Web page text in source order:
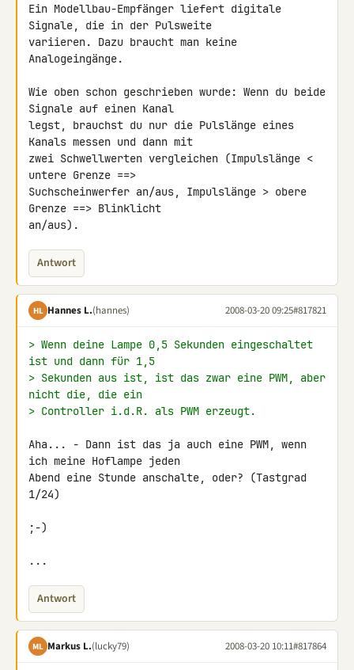
Ein Modellbau-Empfänger liefert digitale
Signale, die in der Pulsweite
variieren. Dazu braucht man keine
Analogeingänge.
Wie oben schon geschrieben wurde: Wenn du beide
Signale auf einen Kanal
legst, brauchst du nur die Pulslänge eines
Kanals messen und dann mit
zwei Schwellwerten vergleichen (Impulslänge <
untere Grenze ==>
Suchscheinwerfer an/aus, Impulslänge > obere
Grenze ==> Blinklicht
an/aus).
Antwort
HL Hannes L.(hannes) 2008-03-20 09:25#817821
> Wenn deine Lampe 0,5 Sekunden eingeschaltet
ist und dann für 1,5
> Sekunden aus ist, ist das zwar eine PWM, aber
nicht die, die ein
> Controller i.d.R. als PWM erzeugt.
Aha... - Dann ist das ja auch eine PWM, wenn
ich meine Hoflampe jeden
Abend eine Stunde anschalte, oder? (Tastgrad
1/24)
;-)
...
Antwort
ML Markus L.(lucky79) 2008-03-20 10:11#817864